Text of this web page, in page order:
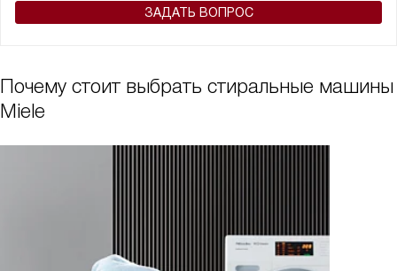
ЗАДАТЬ ВОПРОС
Почему стоит выбрать стиральные машины
Miele